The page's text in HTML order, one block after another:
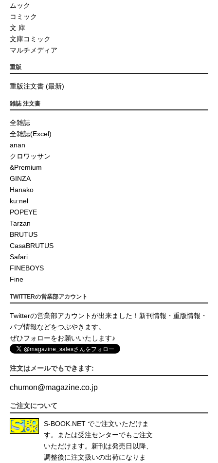
ムック
コミック
文 庫
文庫コミック
マルチメディア
重版
重版注文書 (最新)
雑誌 注文書
全雑誌
全雑誌(Excel)
anan
クロワッサン
&Premium
GINZA
Hanako
ku:nel
POPEYE
Tarzan
BRUTUS
CasaBRUTUS
Safari
FINEBOYS
Fine
TWITTERの営業部アカウント
Twitterの営業部アカウントが出来ました！新刊情報・重版情報・
パブ情報などをつぶやきます。
ぜひフォローをお願いいたします♪
注文はメールでもできます:
chumon@magazine.co.jp
ご注文について
S-BOOK.NET でご注文いただけま
す。または受注センターでもご注文
いただけます。新刊は発売日以降、
調整後に注文扱いの出荷になりま